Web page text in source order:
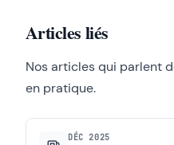
Articles liés
Nos articles qui parlent
en pratique.
DÉC 2025